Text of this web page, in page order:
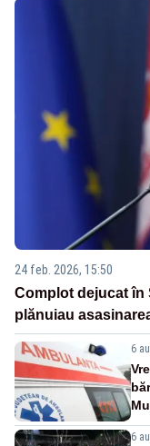
24 feb. 2026, 15:50
Complot dejucat în
plănuiau
6
6